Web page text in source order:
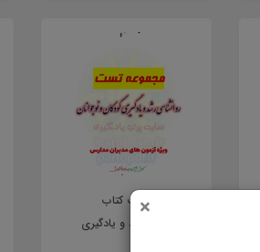
×
سوالات و تست کتاب
روانشناسی رشد و یادگیری